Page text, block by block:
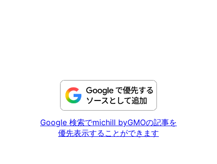
Google 検索でmichill byGMOの記事を
優先表示することができます